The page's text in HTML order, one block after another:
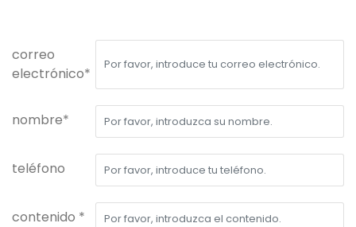
correo
electrónico*
nombre*
teléfono
contenido *